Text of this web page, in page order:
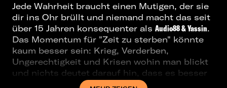
Jede Wahrheit braucht einen Mutigen, der sie
dir ins Ohr brüllt und niemand macht das seit
über 15 Jahren konsequenter als Audio88 & Yassin.
Das Momentum für "Zeit zu sterben" könnte
kaum besser sein: Krieg, Verderben,
Ungerechtigkeit und Krisen wohin man blickt
und nichts deutet darauf hin, dass es besser
wird. Der Titel klingt wie eine Drohung, ist